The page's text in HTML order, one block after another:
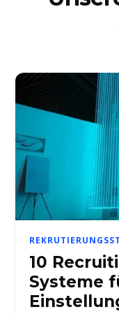
10
Systeme